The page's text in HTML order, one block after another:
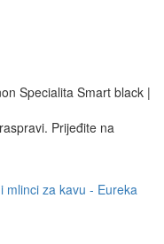
Specialita Smart black |
Prijeđite na
mlinci za kavu - Eureka